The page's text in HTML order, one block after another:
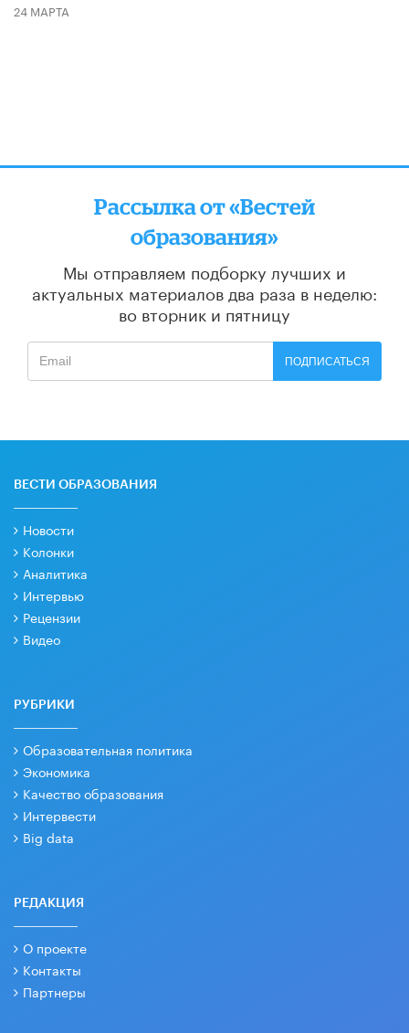
24 МАРТА
Рассылка от «Вестей
образования»
Мы отправляем подборку лучших и
актуальных материалов два раза в неделю:
во вторник и пятницу
ПОДПИСАТЬСЯ
ВЕСТИ ОБРАЗОВАНИЯ
Новости
Колонки
Аналитика
Интервью
Рецензии
Видео
РУБРИКИ
Образовательная политика
Экономика
Качество образования
Интервести
Big data
РЕДАКЦИЯ
О проекте
Контакты
Партнеры